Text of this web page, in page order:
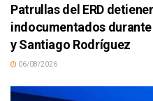
Patrullas del ERD
indocumentados
y Santiago Rodríguez
06/08/2026